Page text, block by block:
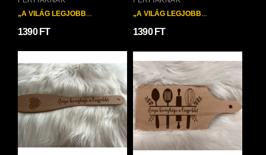
„A VILÁG LEGJOBB
APÓSÁNAK” SÖRNYITÓ
1390 FT
„A VILÁG LEGJOBB
SÓGORÁNAK”
1390 FT